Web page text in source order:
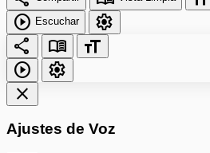
play_circle Escuchar
settings
share
menu_book
format_size
play_circle
settings
close
Ajustes de Voz